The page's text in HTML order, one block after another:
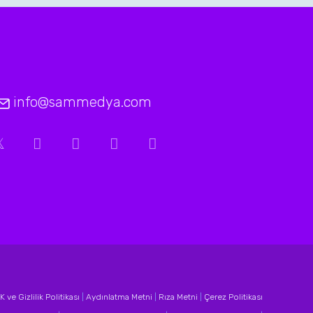
info@sammedya.com
ve Gizlilik Politikası Aydınlatma Metni Rıza Metni
Çerez Politikası